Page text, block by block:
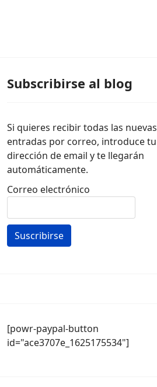
Subscribirse al blog
Si quieres recibir todas las nuevas
entradas por correo, introduce tu
dirección de email y te llegarán
automáticamente.
Correo electrónico
[powr-paypal-button
id="ace3707e_1625175534"]